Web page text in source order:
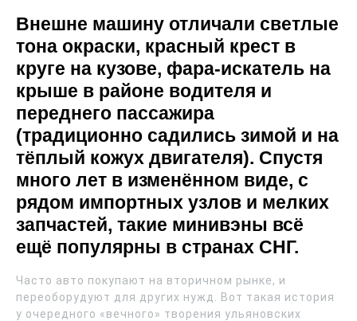
Внешне машину отличали светлые
тона окраски, красный крест в
круге на кузове, фара-искатель на
крыше в районе водителя и
переднего пассажира
(традиционно садились зимой и на
тёплый кожух двигателя). Спустя
много лет в изменённом виде, с
рядом импортных узлов и мелких
запчастей, такие минивэны всё
ещё популярны в странах СНГ.
Часто авто покупают на вторичном рынке, и
переоборудуют для других нужд. Вот такая история
у очередного «вечного» творения ульяновских